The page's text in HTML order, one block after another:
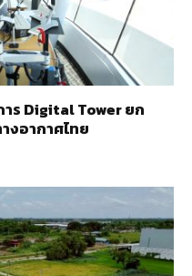
ร Digital Tower ยก
งอากาศไทย